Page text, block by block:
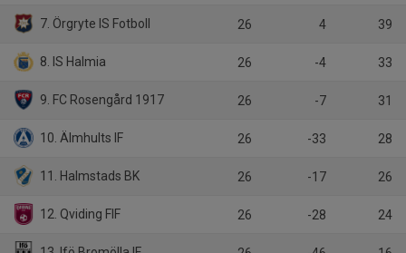
7. Örgryte IS Fotboll 26 4 39
8. IS Halmia 26 -4 33
9. FC Rosengård 1917 26 -7 31
10. Älmhults IF 26 -33 28
11. Halmstads BK 26 -17 26
12. Qviding FIF 26 -28 24